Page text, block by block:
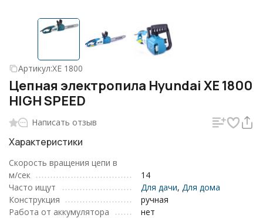
Артикул:XE 1800
Цепная электропила Hyundai XE 1800
HIGH SPEED
Написать отзыв
Характеристики
Скорость вращения цепи в
м/сек
14
Часто ищут
Для дачи, Для дома
Конструкция
ручная
Работа от аккумулятора
нет